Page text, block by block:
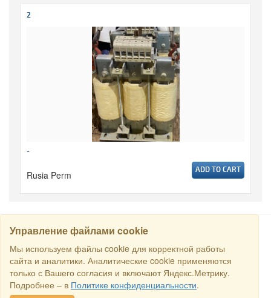
2
-
Rusia Perm ADD TO CART
Управление файлами cookie
Мы используем файлы cookie для корректной работы
сайта и аналитики. Аналитические cookie применяются
только с Вашего согласия и включают Яндекс.Метрику.
Подробнее – в Политике конфиденциальности.
CARI
Semua hak dilindungi undang-undang © 2016 Торговый Дом
РСДС. E-mail:sales@rstradehouse.com, Alamat: Jl. Malaya